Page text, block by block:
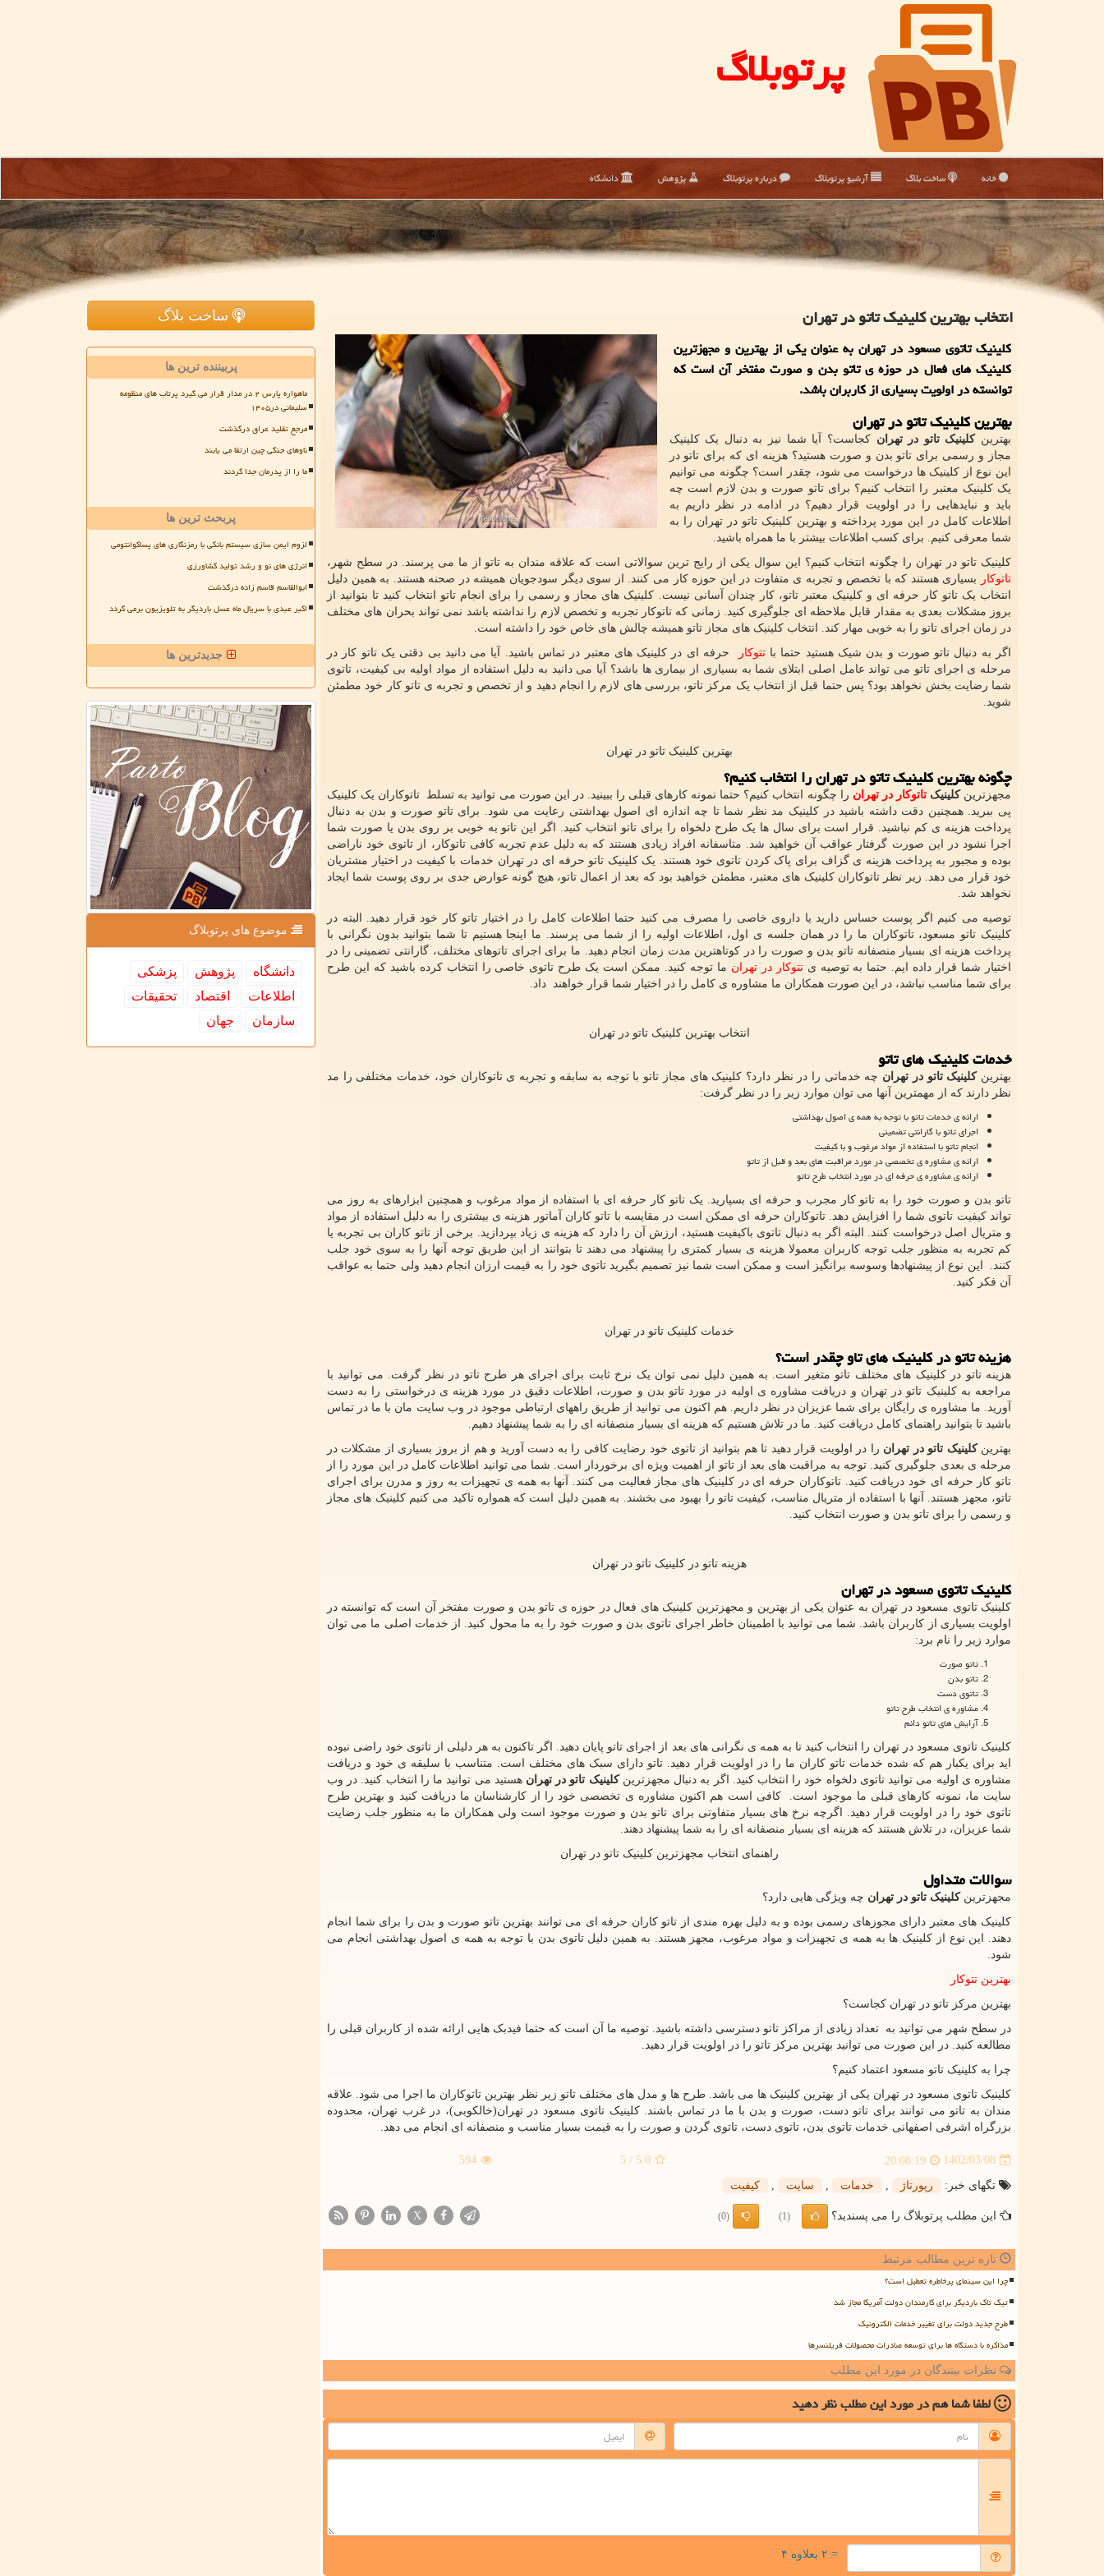
پرتوبلاگ
خانه ساخت بلاگ آرشیو پرتوبلاگ درباره پرتوبلاگ پژوهش دانشگاه
انتخاب بهترین کلینیک تاتو در تهران
کلینیک تاتوی مسعود در تهران به عنوان یکی از بهترین و مجهزترین
کلینیک های فعال در حوزه ی تاتو بدن و صورت مفتخر آن است که
توانسته در اولویت بسیاری از کاربران باشد.
بهترین کلینیک تاتو در تهران
بهترینکلینیک تاتو در تهران کجاست؟ آیا شما نیز به دنبال یک کلینیک
مجاز و رسمی برای تاتو بدن و صورت هستید؟ هزینه ای که برای تاتو در
این نوع از کلینیک ها درخواست می شود، چقدر است؟ چگونه می توانیم
یک کلینیک معتبر را انتخاب کنیم؟ برای تاتو صورت و بدن لازم است چه
باید و نبایدهایی را در اولویت قرار دهیم؟ در ادامه در نظر داریم به
اطلاعات کامل در این مورد پرداخته و بهترین کلینیک تاتو در تهران را به
شما معرفی کنیم. برای کسب اطلاعات بیشتر با ما همراه باشید.
کلینیک تاتو در تهران را چگونه انتخاب کنیم؟ این سوال یکی از رایج ترین سوالاتی است که علاقه مندان به تاتو از ما می پرسند. در سطح شهر،
تاتوکار
بسیاری هستند که با تخصص و تجربه ی متفاوت در این حوزه کار می کنند. از سوی دیگر سودجویان همیشه در صحنه هستند. به همین دلیل
انتخاب یک تاتو کار حرفه ای و کلینیک معتبر تاتو، کار چندان آسانی نیست. کلینیک های مجاز و رسمی را برای انجام تاتو انتخاب کنید تا بتوانید از
بروز مشکلات بعدی به مقدار قابل ملاحظه ای جلوگیری کنید. زمانی که تاتوکار تجربه و تخصص لازم را نداشته باشد نمی تواند بحران های مختلف
در زمان اجرای تاتو را به خوبی مهار کند. انتخاب کلینیک های مجاز تاتو همیشه چالش های خاص خود را داشته است.
اگر به دنبال تاتو صورت و بدن شیک هستید حتما باتتوکار
حرفه ای در کلینیک های معتبر در تماس باشید. آیا می دانید بی دقتی یک تاتو کار در
مرحله ی اجرای تاتو می تواند عامل اصلی ابتلای شما به بسیاری از بیماری ها باشد؟ آیا می دانید به دلیل استفاده از مواد اولیه بی کیفیت، تاتوی
شما رضایت بخش نخواهد بود؟ پس حتما قبل از انتخاب یک مرکز تاتو، بررسی های لازم را انجام دهید و از تخصص و تجربه ی تاتو کار خود مطمئن
شوید.
بهترین کلینیک تاتو در تهران
چگونه بهترین کلینیک تاتو در تهران را انتخاب کنیم؟
مجهزترینکلینیکتاتوکار در تهران را چگونه انتخاب کنیم؟ حتما نمونه کارهای قبلی را ببینید. در این صورت می توانید به تسلط تاتوکاران یک کلینیک
پی ببرید. همچنین دقت داشته باشید در کلینیک مد نظر شما تا چه اندازه ای اصول بهداشتی رعایت می شود. برای تاتو صورت و بدن به دنبال
پرداخت هزینه ی کم نباشید. قرار است برای سال ها یک طرح دلخواه را برای تاتو انتخاب کنید. اگر این تاتو به خوبی بر روی بدن یا صورت شما
اجرا نشود در این صورت گرفتار عواقب آن خواهید شد. متاسفانه افراد زیادی هستند که به دلیل عدم تجربه کافی تاتوکار، از تاتوی خود ناراضی
بوده و مجبور به پرداخت هزینه ی گزاف برای پاک کردن تاتوی خود هستند. یک کلینیک تاتو حرفه ای در تهران خدمات با کیفیت در اختیار مشتریان
خود قرار می دهد. زیر نظر تاتوکاران کلینیک های معتبر، مطمئن خواهید بود که بعد از اعمال تاتو، هیچ گونه عوارض جدی بر روی پوست شما ایجاد
نخواهد شد.
توصیه می کنیم اگر پوست حساس دارید یا داروی خاصی را مصرف می کنید حتما اطلاعات کامل را در اختیار تاتو کار خود قرار دهید. البته در
کلینیک تاتو مسعود، تاتوکاران ما را در همان جلسه ی اول، اطلاعات اولیه را از شما می پرسند. ما اینجا هستیم تا شما بتوانید بدون نگرانی با
پرداخت هزینه ای بسیار منصفانه تاتو بدن و صورت را در کوتاهترین مدت زمان انجام دهید. ما برای اجرای تاتوهای مختلف، گارانتی تضمینی را در
اختیار شما قرار داده ایم. حتما به توصیه یتتوکار در تهران ما توجه کنید. ممکن است یک طرح تاتوی خاصی را انتخاب کرده باشید که این طرح
برای شما مناسب نباشد، در این صورت همکاران ما مشاوره ی کامل را در اختیار شما قرار خواهند داد.
انتخاب بهترین کلینیک تاتو در تهران
خدمات کلینیک های تاتو
بهترینکلینیک تاتو در تهران چه خدماتی را در نظر دارد؟ کلینیک های مجاز تاتو با توجه به سابقه و تجربه ی تاتوکاران خود، خدمات مختلفی را مد
نظر دارند که از مهمترین آنها می توان موارد زیر را در نظر گرفت:
ارائه ی خدمات تاتو با توجه به همه ی اصول بهداشتی
اجرای تاتو با گارانتی تضمینی
انجام تاتو با استفاده از مواد مرغوب و با کیفیت
ارائه ی مشاوره ی تخصصی در مورد مراقبت های بعد و قبل از تاتو
ارائه ی مشاوره ی حرفه ای در مورد انتخاب طرح تاتو
تاتو بدن و صورت خود را به تاتو کار مجرب و حرفه ای بسپارید. یک تاتو کار حرفه ای با استفاده از مواد مرغوب و همچنین ابزارهای به روز می
تواند کیفیت تاتوی شما را افزایش دهد. تاتوکاران حرفه ای ممکن است در مقایسه با تاتو کاران آماتور هزینه ی بیشتری را به دلیل استفاده از مواد
و متریال اصل درخواست کنند. البته اگر به دنبال تاتوی باکیفیت هستید، ارزش آن را دارد که هزینه ی زیاد بپردازید. برخی از تاتو کاران بی تجربه یا
کم تجربه به منظور جلب توجه کاربران معمولا هزینه ی بسیار کمتری را پیشنهاد می دهند تا بتوانند از این طریق توجه آنها را به سوی خود جلب
کنند. این نوع از پیشنهاد‌‌ها وسوسه برانگیز است و ممکن است شما نیز تصمیم بگیرید تاتوی خود را به قیمت ارزان انجام دهید ولی حتما به عواقب
آن فکر کنید.
خدمات کلینیک تاتو در تهران
هزینه تاتو در کلینیک های تاو چقدر است؟
هزینه تاتو در کلینیک های مختلف تاتو متغیر است. به همین دلیل نمی توان یک نرخ ثابت برای اجرای هر طرح تاتو در نظر گرفت. می توانید با
مراجعه به کلینیک تاتو در تهران و دریافت مشاوره ی اولیه در مورد تاتو بدن و صورت، اطلاعات دقیق در مورد هزینه ی درخواستی را به دست
آورید. ما مشاوره ی رایگان برای شما عزیزان در نظر داریم. هم اکنون می توانید از طریق راههای ارتباطی موجود در وب سایت مان با ما در تماس
باشید تا بتوانید راهنمای کامل دریافت کنید. ما در تلاش هستیم که هزینه ای بسیار منصفانه ای را به شما پیشنهاد دهیم.
بهترینکلینیک تاتو در تهران را در اولویت قرار دهید تا هم بتوانید از تاتوی خود رضایت کافی را به دست آورید و هم از بروز بسیاری از مشکلات در
مرحله ی بعدی جلوگیری کنید. توجه به مراقبت های بعد از تاتو از اهمیت ویژه ای برخوردار است. شما می توانید اطلاعات کامل در این مورد را از
تاتو کار حرفه ای خود دریافت کنید. تاتوکاران حرفه ای در کلینیک های مجاز فعالیت می کنند. آنها به همه ی تجهیزات به روز و مدرن برای اجرای
تاتو، مجهز هستند. آنها با استفاده از متریال مناسب، کیفیت تاتو را بهبود می بخشند. به همین دلیل است که همواره تاکید می کنیم کلینیک های مجاز
و رسمی را برای تاتو بدن و صورت انتخاب کنید.
هزینه تاتو در کلینیک تاتو در تهران
کلینیک تاتوی مسعود در تهران
کلینیک تاتوی مسعود در تهران به عنوان یکی از بهترین و مجهزترین کلینیک های فعال در حوزه ی تاتو بدن و صورت مفتخر آن است که توانسته در
اولویت بسیاری از کاربران باشد. شما می توانید با اطمینان خاطر اجرای تاتوی بدن و صورت خود را به ما محول کنید. از خدمات اصلی ما می توان
موارد زیر را نام برد:
تاتو صورت
تاتو بدن
تاتوی دست
مشاوره ی انتخاب طرح تاتو
آرایش های تاتو دائم
کلینیک تاتوی مسعود در تهران را انتخاب کنید تا به همه ی نگرانی های بعد از اجرای تاتو پایان دهید. اگر تاکنون به هر دلیلی از تاتوی خود راضی نبوده
اید برای یکبار هم که شده خدمات تاتو کاران ما را در اولویت قرار دهید. تاتو دارای سبک های مختلف است. متناسب با سلیقه ی خود و دریافت
مشاوره ی اولیه می توانید تاتوی دلخواه خود را انتخاب کنید. اگر به دنبال مجهزترینکلینیک تاتو در تهران هستید می توانید ما را انتخاب کنید. در وب
سایت ما، نمونه کارهای قبلی ما موجود است. کافی است هم اکنون مشاوره ی تخصصی خود را از کارشناسان ما دریافت کنید و بهترین طرح
تاتوی خود را در اولویت قرار دهید. اگرچه نرخ های بسیار متفاوتی برای تاتو بدن و صورت موجود است ولی همکاران ما به منظور جلب رضایت
شما عزیزان، در تلاش هستند که هزینه ای بسیار منصفانه ای را به شما پیشنهاد دهند.
راهنمای انتخاب مجهزترین کلینیک تاتو در تهران
سوالات متداول
مجهزترینکلینیک تاتو در تهران چه ویژگی هایی دارد؟
کلینیک های معتبر دارای مجوزهای رسمی بوده و به دلیل بهره مندی از تاتو کاران حرفه ای می توانند بهترین تاتو صورت و بدن را برای شما انجام
دهند. این نوع از کلینیک ها به همه ی تجهیزات و مواد مرغوب، مجهز هستند. به همین دلیل تاتوی بدن با توجه به همه ی اصول بهداشتی انجام می
شود.
بهترین تتوکار
بهترین مرکز تاتو در تهران کجاست؟
در سطح شهر می توانید به تعداد زیادی از مراکز تاتو دسترسی داشته باشید. توصیه ما آن است که حتما فیدبک هایی ارائه شده از کاربران قبلی را
مطالعه کنید. در این صورت می توانید بهترین مرکز تاتو را در اولویت قرار دهید.
چرا به کلینیک تاتو مسعود اعتماد کنیم؟
کلینیک تاتوی مسعود در تهران یکی از بهترین کلینیک ها می باشد. طرح ها و مدل های مختلف تاتو زیر نظر بهترین تاتوکاران ما اجرا می شود. علاقه
مندان به تاتو می توانند برای تاتو دست، صورت و بدن با ما در تماس باشند. کلینیک تاتوی مسعود در تهران(خالکوبی)، در غرب تهران، محدوده
بزرگراه اشرفی اصفهانی خدمات تاتوی بدن، تاتوی دست، تاتوی گردن و صورت را به قیمت بسیار مناسب و منصفانه ای انجام می دهد.
1402/03/08
20:08:19
5.0
/ 5
594
تگهای خبر: رپورتاژ , خدمات , سایت , كیفیت
این مطلب پرتوبلاگ را می پسندید؟ (1)
(0)
X
تازه ترین مطالب مرتبط
چرا این سینمای پرخاطره تعطیل است؟
تیک تاک باردیگر برای کارمندان دولت آمریکا مجاز شد
طرح جدید دولت برای تغییر خدمات الکترونیک
مذاکره با دستگاه ها برای توسعه صادرات محصولات فریلنسرها
نظرات بینندگان در مورد این مطلب
لطفا شما همدر مورد این مطلبنظر دهید
= ۲ بعلاوه ۴
ساخت بلاگ
پربیننده ترین ها
ماهواره پارس ۲ در مدار قرار می گیرد پرتاب های منظومه
سلیمانی در۱۴۰۵
مرجع تقلید عراق درگذشت
ناوهای جنگی چین ارتقا می یابند
ما را از پدرمان جدا کردند
پربحث ترین ها
لزوم ایمن سازی سیستم بانکی با رمزنگاری های پساکوانتومی
انرژی های نو و رشد تولید کشاورزی
ابوالقاسم قاسم زاده درگذشت
اکبر عبدی با سریال ماه عسل باردیگر به تلویزیون برمی گردد
جدیدترین ها
موضوع های پرتوبلاگ
دانشگاه پژوهش
پزشكی
اطلاعات
اقتصاد
تحقیقات
سازمان
جهان